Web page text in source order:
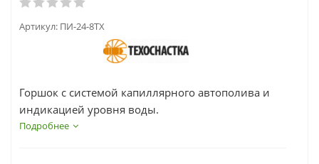
Артикул: ПИ-24-8ТХ
Горшок с системой капиллярного автополива и
индикацией уровня воды.
Серия горшков КОМФОРТ - настоящая находка
Подробнее